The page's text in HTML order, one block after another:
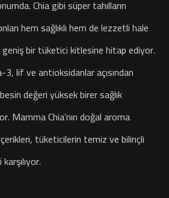
Chia gibi süper tahılların
hem sağlıklı hem de lezzetli hale
bir tüketici kitlesine hitap ediyor.
lif ve antioksidanlar açısından
değeri yüksek birer sağlık
Mamma Chia’nın doğal aroma
tüketicilerin temiz ve bilinçli